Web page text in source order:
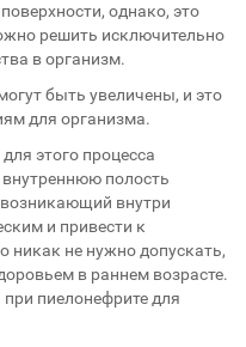
однако, это
решить исключительно
в организм.
быть увеличены, и это
для организма.
этого процесса
полость
внутри
и привести к
никак не нужно допускать,
в раннем возрасте.
пиелонефрите для